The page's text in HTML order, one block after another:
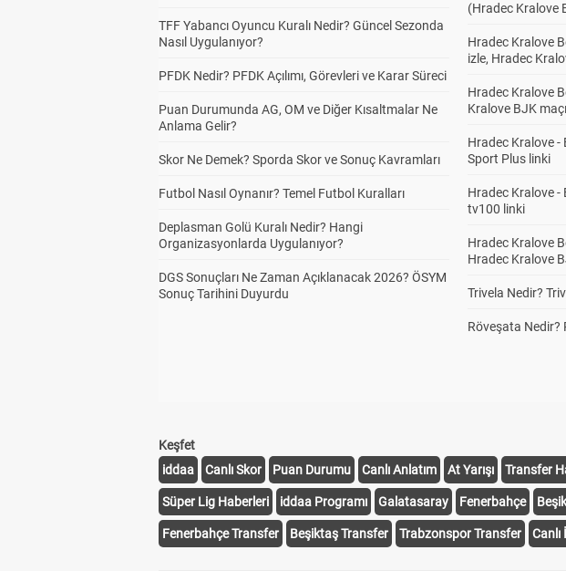
TFF Yabancı Oyuncu Kuralı Nedir? Güncel Sezonda
Nasıl Uygulanıyor?
PFDK Nedir? PFDK Açılımı, Görevleri ve Karar Süreci
Puan Durumunda AG, OM ve Diğer Kısaltmalar Ne
Anlama Gelir?
Skor Ne Demek? Sporda Skor ve Sonuç Kavramları
Futbol Nasıl Oynanır? Temel Futbol Kuralları
Deplasman Golü Kuralı Nedir? Hangi
Organizasyonlarda Uygulanıyor?
DGS Sonuçları Ne Zaman Açıklanacak 2026? ÖSYM
Sonuç Tarihini Duyurdu
(Hradec Kralove
Hradec Kralove
izle, Hradec
Hradec Kralove
Kralove BJK
Hradec Kralove -
Sport Plus linki
Hradec Kralove -
tv100 linki
Hradec Kralove
Hradec Kralove
Trivela Nedir?
Röveşata Nedir?
Keşfet
iddaa
Canlı Skor Puan Durumu Canlı Anlatım At Yarışı Transfer
Süper Lig Haberleri iddaa Programı Galatasaray Fenerbahçe
Fenerbahçe Transfer Beşiktaş Transfer Trabzonspor Transfer Canlı